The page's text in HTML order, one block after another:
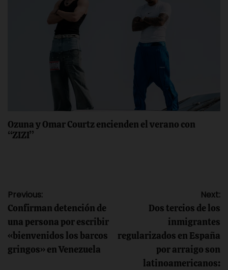
Ozuna y Omar Courtz encienden el verano con
“ZIZI”
Navegación
de
entradas
Previous:
Confirman detención de
una persona por escribir
«bienvenidos los barcos
gringos» en Venezuela
Next:
Dos tercios de los
inmigrantes
regularizados en España
por arraigo son
latinoamericanos: